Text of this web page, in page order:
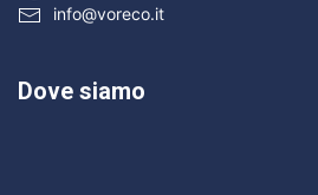
info@voreco.it
Dove siamo